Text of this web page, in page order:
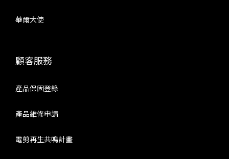
華爾大使
顧客服務
產品保固登錄
產品維修申請
電剪再生共鳴計畫